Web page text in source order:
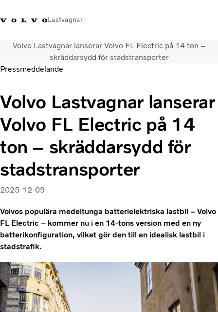
Lastvagnar
+46 31-666000Facebook Volvo Trucks MerchandiseLogga inSverige
Tjänster
Återförsäljare
Nyheter
Om oss
Kontakta oss
Volvo Lastvagnar lanserar Volvo FL Electric på 14 ton –
skräddarsydd för stadstransporter
Pressmeddelande
Volvo Lastvagnar lanserar
Volvo FL Electric på 14
ton – skräddarsydd för
stadstransporter
2025-12-09
Volvos populära medeltunga batterielektriska lastbil – Volvo
FL Electric – kommer nu i en 14-tons version med en ny
batterikonfiguration, vilket gör den till en idealisk lastbil i
stadstrafik.